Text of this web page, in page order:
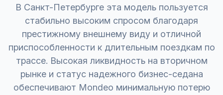
В Санкт-Петербурге эта модель пользуется
стабильно высоким спросом благодаря
престижному внешнему виду и отличной
приспособленности к длительным поездкам по
трассе. Высокая ликвидность на вторичном
рынке и статус надежного бизнес-седана
обеспечивают Mondeo минимальную потерю